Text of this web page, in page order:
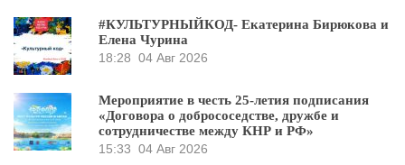
#КУЛЬТУРНЫЙКОД- Екатерина Бирюкова и
Елена Чурина
18:28 04 Авг 2026
Мероприятие в честь 25-летия подписания
«Договора о добрососедстве, дружбе и
сотрудничестве между КНР и РФ»
15:33 04 Авг 2026